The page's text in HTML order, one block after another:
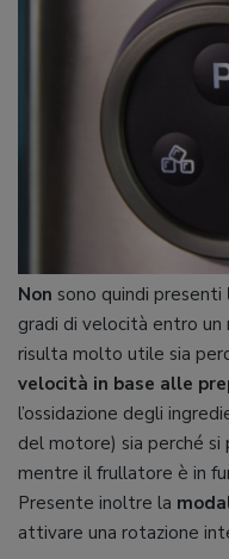
Non sono quindi presenti
gradi di velocità entro un
risulta molto utile sia
velocità in base alle
l’ossidazione degli
del motore) sia perché
mentre il frullatore è in
Presente inoltre la
attivare una rotazione